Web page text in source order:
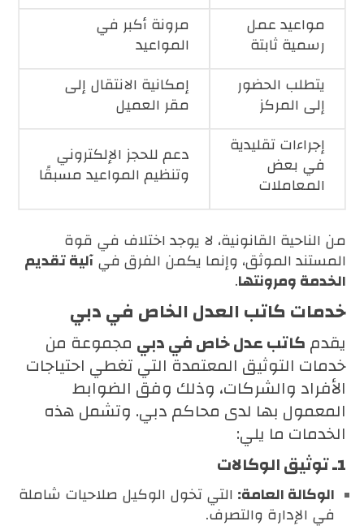
مواعيد عمل
رسمية ثابتة
مرونة أكبر في
المواعيد
يتطلب الحضور
إلى المركز
إمكانية الانتقال إلى
مقر العميل
إجراءات تقليدية
في بعض
المعاملات
دعم للحجز الإلكتروني
وتنظيم المواعيد مسبقًا
من الناحية القانونية، لا يوجد اختلاف في قوة
المستند الموثق، وإنما يكمن الفرق فيآلية تقديم
الخدمة ومرونتها.
خدمات كاتب العدل الخاص في دبي
يقدمكاتب عدل خاص في دبي مجموعة من
خدمات التوثيق المعتمدة التي تغطي احتياجات
الأفراد والشركات، وذلك وفق الضوابط
المعمول بها لدى محاكم دبي. وتشمل هذه
الخدمات ما يلي:
1ـ توثيق الوكالات
الوكالة العامة: التي تخول الوكيل صلاحيات شاملة
في الإدارة والتصرف.